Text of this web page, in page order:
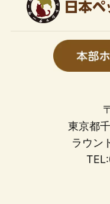
東京都
ラウン